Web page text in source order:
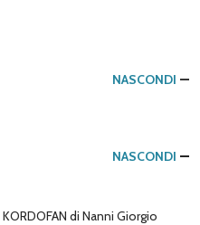
NASCONDI
NASCONDI
KORDOFAN di Nanni Giorgio